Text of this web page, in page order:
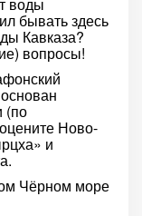
бывать здесь
Кавказа?
вопросы!
(по
Ново-
и
Чёрном море